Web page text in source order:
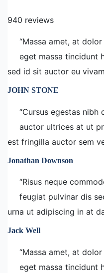
940 reviews
“Massa amet, at
eget massa tincidunt
sed id sit auctor eu
JOHN STONE
“Cursus egestas
auctor ultrices at ut
est fringilla auctor sem
Jonathan Downson
“Risus neque
feugiat pulvinar dis
urna ut adipiscing in at
Jack Well
“Massa amet, at
eget massa tincidunt